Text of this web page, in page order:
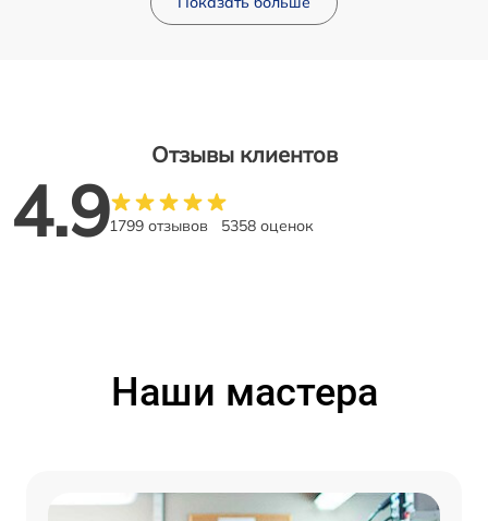
Отзывы клиентов
4.91799 отзывов 5358 оценок
Наши мастера